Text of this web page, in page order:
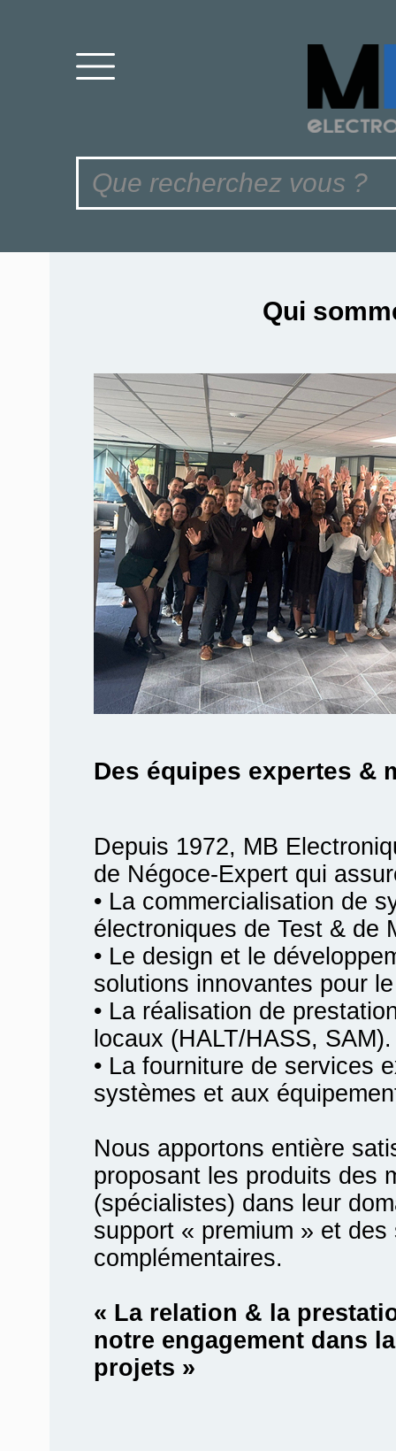
Qui
Des équipes expertes &
Depuis 1972, MB
de Négoce-Expert qui
• La commercialisation de
électroniques de Test & de
• Le design et le
solutions innovantes pour
• La réalisation de
locaux (HALT/HASS, SAM).
• La fourniture de services
systèmes et aux
Nous apportons entière
proposant les produits des
(spécialistes) dans leur
support « premium » et des
complémentaires.
« La relation & la
notre engagement dans
projets »